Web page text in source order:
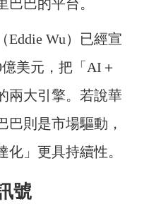
巴的平台。
Eddie Wu）已經宣
美元，把「AI＋
兩大引擎。若說華
巴則是市場驅動，
」更具持續性。
號